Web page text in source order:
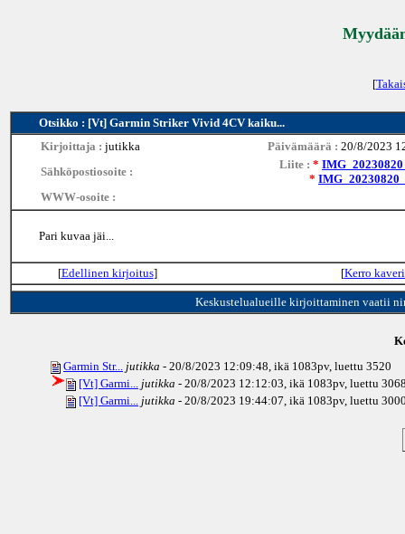
[
Otsikko : [Vt] Garmin Striker Vivid 4CV kaiku...
Kirjoittaja : jutikka Päivämäärä : 20/8/2023
Sähköpostiosoite :
Liite : *
*
WWW-osoite :
Pari kuvaa jäi...
[Edellinen kirjoitus] [Kerro
Keskustelualueille kirjoittaminen vaatii
Garmin Str... jutikka - 20/8/2023 12:09:48, ikä 1083pv, luettu 3520
[Vt] Garmi... jutikka - 20/8/2023 12:12:03, ikä 1083pv, luettu
[Vt] Garmi... jutikka - 20/8/2023 19:44:07, ikä 1083pv, luettu